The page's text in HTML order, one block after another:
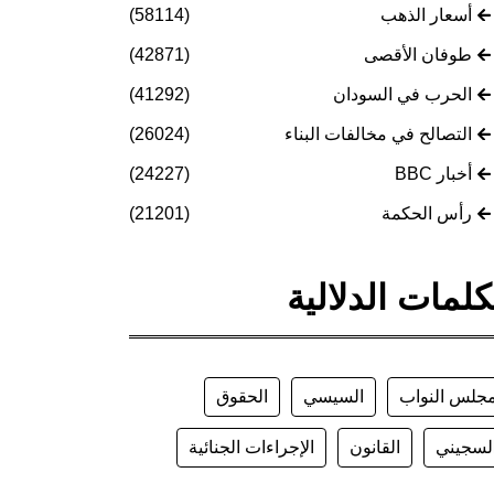
أسعار الذهب (58114)
طوفان الأقصى (42871)
الحرب في السودان (41292)
التصالح في مخالفات البناء (26024)
أخبار BBC (24227)
رأس الحكمة (21201)
الدلالية
النواب السيسي الحقوق
السجيني القانون الإجراءات الجنائية